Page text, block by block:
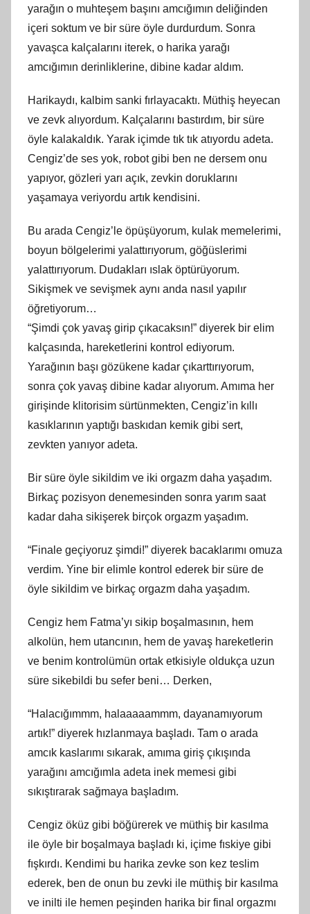
yarağın o muhteşem başını amcığımın deliğinden
içeri soktum ve bir süre öyle durdurdum. Sonra
yavaşca kalçalarını iterek, o harika yarağı
amcığımın derinliklerine, dibine kadar aldım.
Harikaydı, kalbim sanki fırlayacaktı. Müthiş heyecan
ve zevk alıyordum. Kalçalarını bastırdım, bir süre
öyle kalakaldık. Yarak içimde tık tık atıyordu adeta.
Cengiz’de ses yok, robot gibi ben ne dersem onu
yapıyor, gözleri yarı açık, zevkin doruklarını
yaşamaya veriyordu artık kendisini.
Bu arada Cengiz’le öpüşüyorum, kulak memelerimi,
boyun bölgelerimi yalattırıyorum, göğüslerimi
yalattırıyorum. Dudakları ıslak öptürüyorum.
Sikişmek ve sevişmek aynı anda nasıl yapılır
öğretiyorum…
“Şimdi çok yavaş girip çıkacaksın!” diyerek bir elim
kalçasında, hareketlerini kontrol ediyorum.
Yarağının başı gözükene kadar çıkarttırıyorum,
sonra çok yavaş dibine kadar alıyorum. Amıma her
girişinde klitorisim sürtünmekten, Cengiz’in kıllı
kasıklarının yaptığı baskıdan kemik gibi sert,
zevkten yanıyor adeta.
Bir süre öyle sikildim ve iki orgazm daha yaşadım.
Birkaç pozisyon denemesinden sonra yarım saat
kadar daha sikişerek birçok orgazm yaşadım.
“Finale geçiyoruz şimdi!” diyerek bacaklarımı omuza
verdim. Yine bir elimle kontrol ederek bir süre de
öyle sikildim ve birkaç orgazm daha yaşadım.
Cengiz hem Fatma’yı sikip boşalmasının, hem
alkolün, hem utancının, hem de yavaş hareketlerin
ve benim kontrolümün ortak etkisiyle oldukça uzun
süre sikebildi bu sefer beni… Derken,
“Halacığımmm, halaaaaammm, dayanamıyorum
artık!” diyerek hızlanmaya başladı. Tam o arada
amcık kaslarımı sıkarak, amıma giriş çıkışında
yarağını amcığımla adeta inek memesi gibi
sıkıştırarak sağmaya başladım.
Cengiz öküz gibi böğürerek ve müthiş bir kasılma
ile öyle bir boşalmaya başladı ki, içime fıskiye gibi
fışkırdı. Kendimi bu harika zevke son kez teslim
ederek, ben de onun bu zevki ile müthiş bir kasılma
ve inilti ile hemen peşinden harika bir final orgazmı